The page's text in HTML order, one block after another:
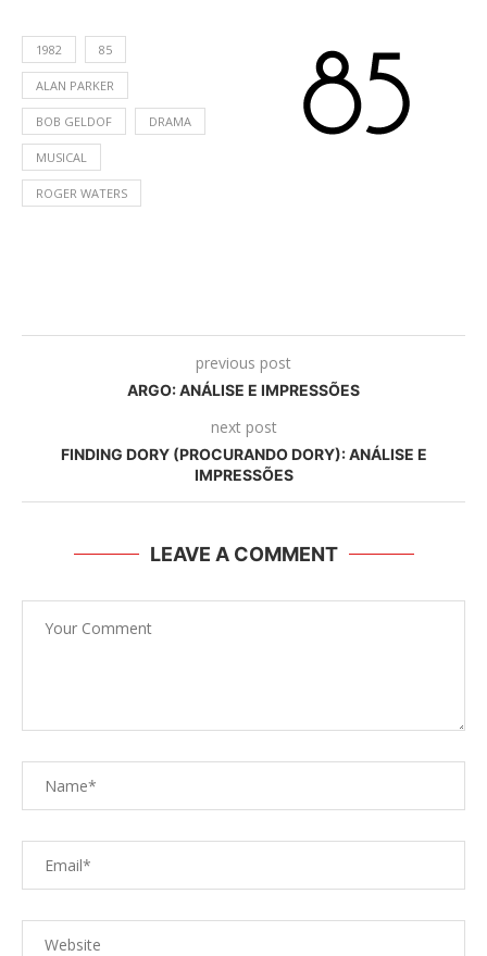
1982 85
ALAN PARKER
BOB GELDOF DRAMA
MUSICAL
ROGER WATERS
previous post
ARGO: ANÁLISE E IMPRESSÕES
next post
FINDING DORY (PROCURANDO DORY): ANÁLISE E
IMPRESSÕES
LEAVE A COMMENT